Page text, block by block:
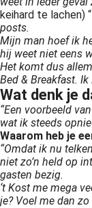
keihard te lachen) “
posts.
Mijn man hoef ik
hij weet niet eens
Het komt dus
Bed & Breakfast.
Wat denk je
“Een voorbeeld
wat ik steeds
Waarom heb je
“Omdat ik nu
niet zo’n held op
gasten bezig.
‘t Kost me mega
je? Voel me dan